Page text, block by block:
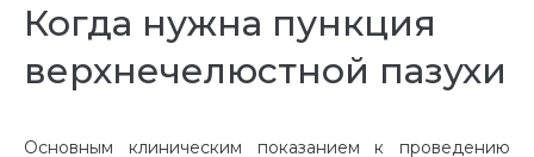
Когда нужна пункция
верхнечелюстной пазухи
Основным клиническим показанием к проведению